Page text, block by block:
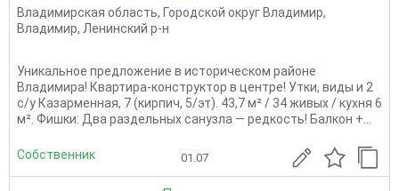
Владимирская область, Городской округ Владимир,
Владимир, Ленинский р-н
Уникальное предложение в историческом районе
Владимира! Квартира-конструктор в центре! Утки, виды и 2
с/у Казарменная, 7 (кирпич, 5/эт). 43,7 м² / 34 живых / кухня 6
м². Фишки: Два раздельных санузла — редкость! Балкон +...
Собственник 01.07